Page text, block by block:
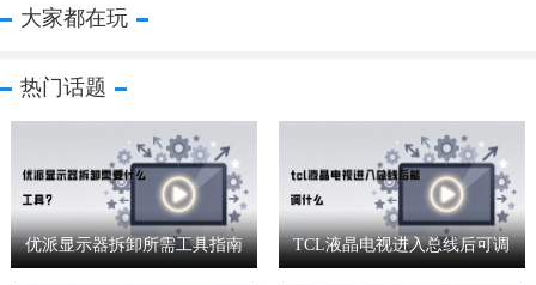
大家都在玩
热门话题
优派显示器拆卸所需工具指南
TCL液晶电视进入总线后可调
节哪些参数设置